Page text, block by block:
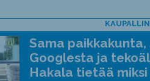
Sama
Googlesta ja
Hakala tietää miksi